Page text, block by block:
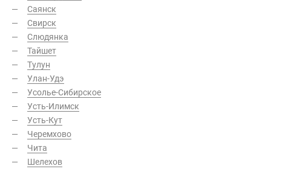
Саянск
Свирск
Слюдянка
Тайшет
Тулун
Улан-Удэ
Усолье-Сибирское
Усть-Илимск
Усть-Кут
Черемхово
Чита
Шелехов